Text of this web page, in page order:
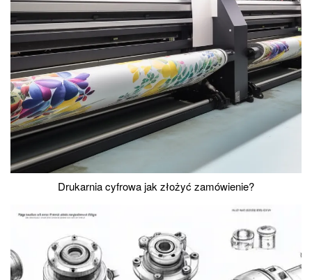
Drukarnia cyfrowa jak złożyć zamówienie?